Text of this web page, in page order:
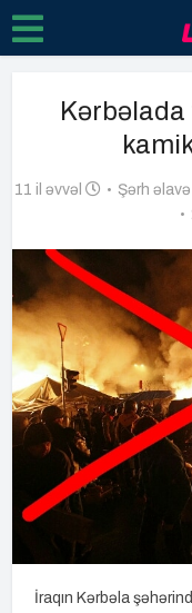
Kərbəlada
11 il əvvəl Şərh
İraqın Kərbəla